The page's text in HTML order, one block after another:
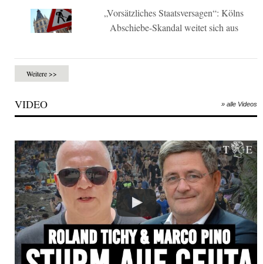
„Vorsätzliches Staatsversagen“: Kölns
Abschiebe-Skandal weitet sich aus
Weitere >>
VIDEO » alle Videos